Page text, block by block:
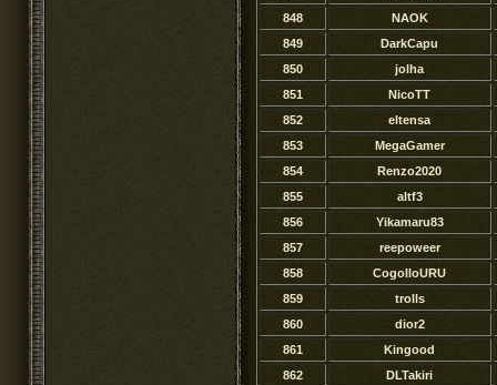
848
NAOK
849
DarkCapu
850
jolha
851
NicoTT
852
eltensa
853
MegaGamer
854
Renzo2020
855
altf3
856
Yikamaru83
857
reepoweer
858
CogolloURU
859
trolls
860
dior2
861
Kingood
862
DLTakiri